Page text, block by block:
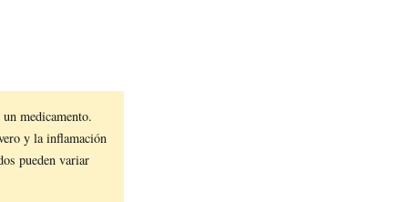
medicamento.
y la inflamación
pueden variar